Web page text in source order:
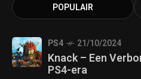
POPULAIR
PS4 21/10/2024
Knack – Een
PS4-era